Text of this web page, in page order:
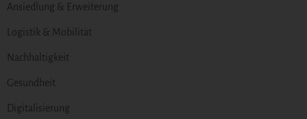
Ansiedlung & Erweiterung
Logistik & Mobilität
Nachhaltigkeit
Gesundheit
Digitalisierung